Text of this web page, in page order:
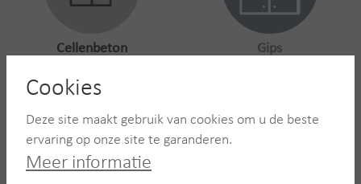
Cellenbeton Gips
Cookies
Deze site maakt gebruik van cookies om u de beste
ervaring op onze site te garanderen.
Meer informatie